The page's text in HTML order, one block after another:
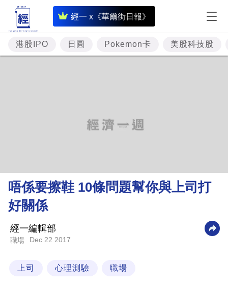
經一 x《華爾街日報》
即
時
財
經
理
財
科
港股IPO 日圓 Pokemon卡 美股科技股
唔係要擦鞋 10條問題幫你與上司打
好關係
經一編輯部
職場 Dec 22 2017
上司 心理測驗 職場